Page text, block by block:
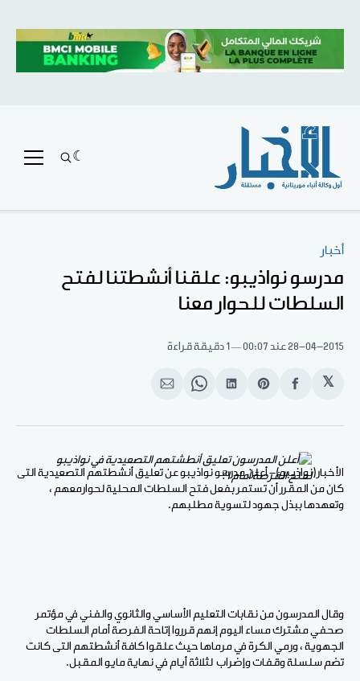
أخبار
مدرسو نواذيبو: علقنا أنشطتنا لفتح
السلطات للحوار معنا
28-04-2015عند 00:07 1 دقيقة قراءة
𝕏
انشر
الفيسبوك
Share
Pinterest
انشر
لينكد
Share
WhatsApp
انشر
الإيميل
الأخبار(نواذيبو)- أعلن مدرسو نواذيبو عن تعليق أنشطتهم التصعيدية التى
كان من المقرر أن تستمر بفعل فتح السلطات المحلية لحوارمعهم ،
وتعهدها ببذل جهود لتسوية مطلبهم.
وقال المدرسون من نقابات التعليم الأساسي والثانوي والفني في مؤتمر
صحفي مشترك مساء اليوم إنهم قرروا إتاحة الفرصة أمام السلطات
الجهوية ، ورمي الكرة في مرماها حيث علقوا كافة أنشطتهم التى كانت
تضم سلسلة وقفات وإضراب لثلاثة أيام في نهاية مايو المقبل.